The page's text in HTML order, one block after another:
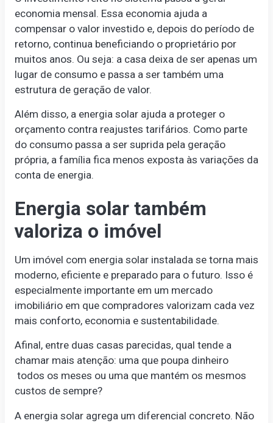
economia mensal. Essa economia ajuda a
compensar o valor investido e, depois do período de
retorno, continua beneficiando o proprietário por
muitos anos. Ou seja: a casa deixa de ser apenas um
lugar de consumo e passa a ser também uma
estrutura de geração de valor.
Além disso, a energia solar ajuda a proteger o
orçamento contra reajustes tarifários. Como parte
do consumo passa a ser suprida pela geração
própria, a família fica menos exposta às variações da
conta de energia.
Energia solar também
valoriza o imóvel
Um imóvel com energia solar instalada se torna mais
moderno, eficiente e preparado para o futuro. Isso é
especialmente importante em um mercado
imobiliário em que compradores valorizam cada vez
mais conforto, economia e sustentabilidade.
Afinal, entre duas casas parecidas, qual tende a
chamar mais atenção: uma que poupa dinheiro
todos os meses ou uma que mantém os mesmos
custos de sempre?
A energia solar agrega um diferencial concreto. Não